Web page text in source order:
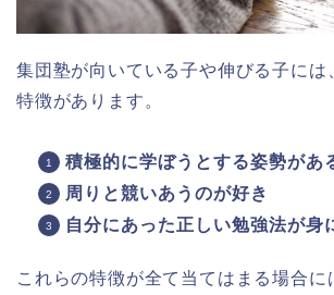
集団塾が向いている子や伸びる子には
特徴があります。
積極的に学ぼうとする姿勢があ
周りと競いあうのが好き
自分にあった正しい勉強法が身
これらの特徴が全て当てはまる場合に